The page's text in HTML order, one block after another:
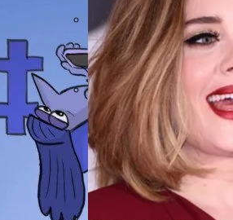
Не Закрывается
Декор Для Участка